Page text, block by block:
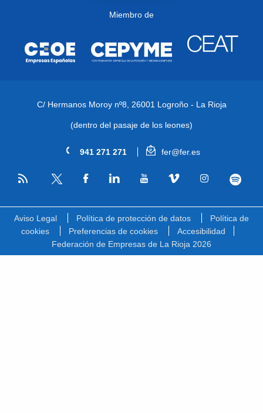
Miembro de
C/ Hermanos Moroy nº8, 26001 Logroño - La Rioja
(dentro del pasaje de los leones)
941 271 271 fer@fer.es
RSS
Aviso Legal Política de protección de datos
Política de
cookies
Preferencias de cookies
Accesibilidad
Federación de Empresas de La Rioja 2026